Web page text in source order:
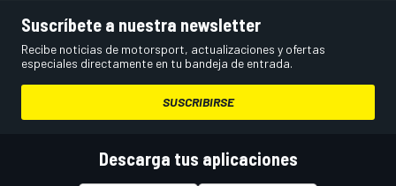
Suscríbete a nuestra newsletter
Recibe noticias de motorsport, actualizaciones y ofertas
especiales directamente en tu bandeja de entrada.
SUSCRIBIRSE
Descarga tus aplicaciones